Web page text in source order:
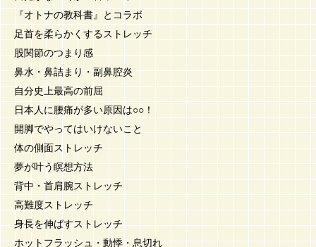
『オトナの教科書』とコラボ
足首を柔らかくするストレッチ
股関節のつまり感
鼻水・鼻詰まり・副鼻腔炎
自分史上最高の前屈
日本人に腰痛が多い原因は○○！
開脚でやってはいけないこと
体の側面ストレッチ
夢が叶う瞑想方法
背中・首肩腕ストレッチ
高難度ストレッチ
身長を伸ばすストレッチ
ホットフラッシュ・動悸・息切れ